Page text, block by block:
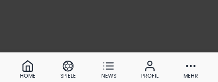
HOME SPIELE NEWS PROFIL MEHR